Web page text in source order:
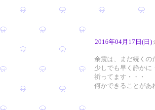
2016年04月17日(日)
余震は、まだ続くの
少しでも早く静かに
祈ってます・・・
何かできることがあ